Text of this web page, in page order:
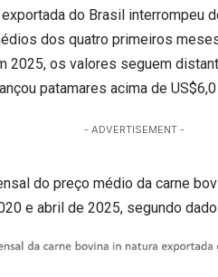
do Brasil interrompeu
dos quatro primeiros
2025, os valores seguem
patamares acima de
- ADVERTISEMENT -
do preço médio da carne
e abril de 2025, segundo